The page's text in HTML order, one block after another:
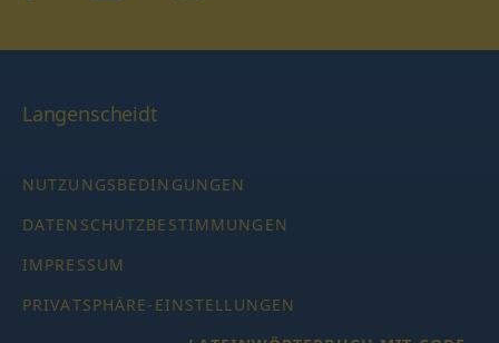
Langenscheidt
NUTZUNGSBEDINGUNGEN
DATENSCHUTZBESTIMMUNGEN
IMPRESSUM
PRIVATSPHÄRE-EINSTELLUNGEN